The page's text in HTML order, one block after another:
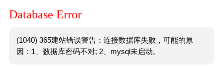
Database Error
(1040) 365建站错误警告：连接数据库失败，可能的原
因：1、数据库密码不对; 2、mysql未启动。